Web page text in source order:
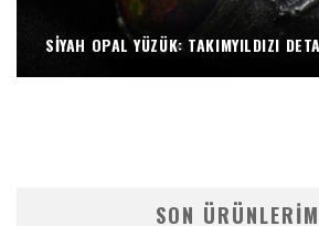
SIYAH OPAL YÜZÜK: TAKIMYILDIZI
SON